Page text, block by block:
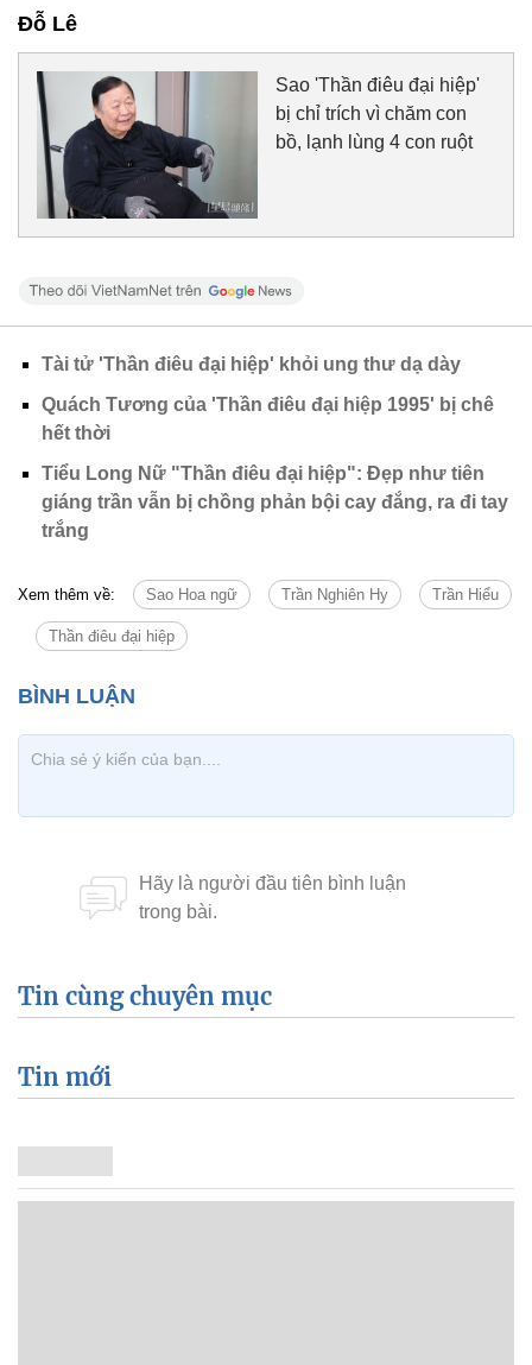
Đỗ Lê
Sao 'Thần điêu đại hiệp'
bị chỉ trích vì chăm con
bồ, lạnh lùng 4 con ruột
Tài tử 'Thần điêu đại hiệp' khỏi ung thư dạ dày
Quách Tương của 'Thần điêu đại hiệp 1995' bị chê
hết thời
Tiểu Long Nữ "Thần điêu đại hiệp": Đẹp như tiên
giáng trần vẫn bị chồng phản bội cay đắng, ra đi tay
trắng
Xem thêm về: Sao Hoa ngữ Trần Nghiên Hy Trần Hiểu
Thần điêu đại hiệp
Tin cùng chuyên mục
Tin mới